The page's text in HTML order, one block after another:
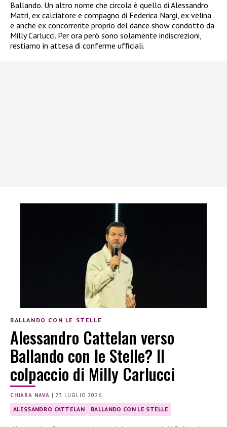
Ballando. Un altro nome che circola è quello di Alessandro
Matri, ex calciatore e compagno di Federica Nargi, ex velina
e anche ex concorrente proprio del dance show condotto da
Milly Carlucci. Per ora però sono solamente indiscrezioni,
restiamo in attesa di conferme ufficiali.
BALLANDO CON LE STELLE
Alessandro Cattelan verso
Ballando con le Stelle? Il
colpaccio di Milly Carlucci
CHIARA NAVA |23 LUGLIO 2026
ALESSANDRO CATTELAN BALLANDO CON LE STELLE